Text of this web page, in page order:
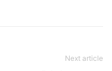
Next article